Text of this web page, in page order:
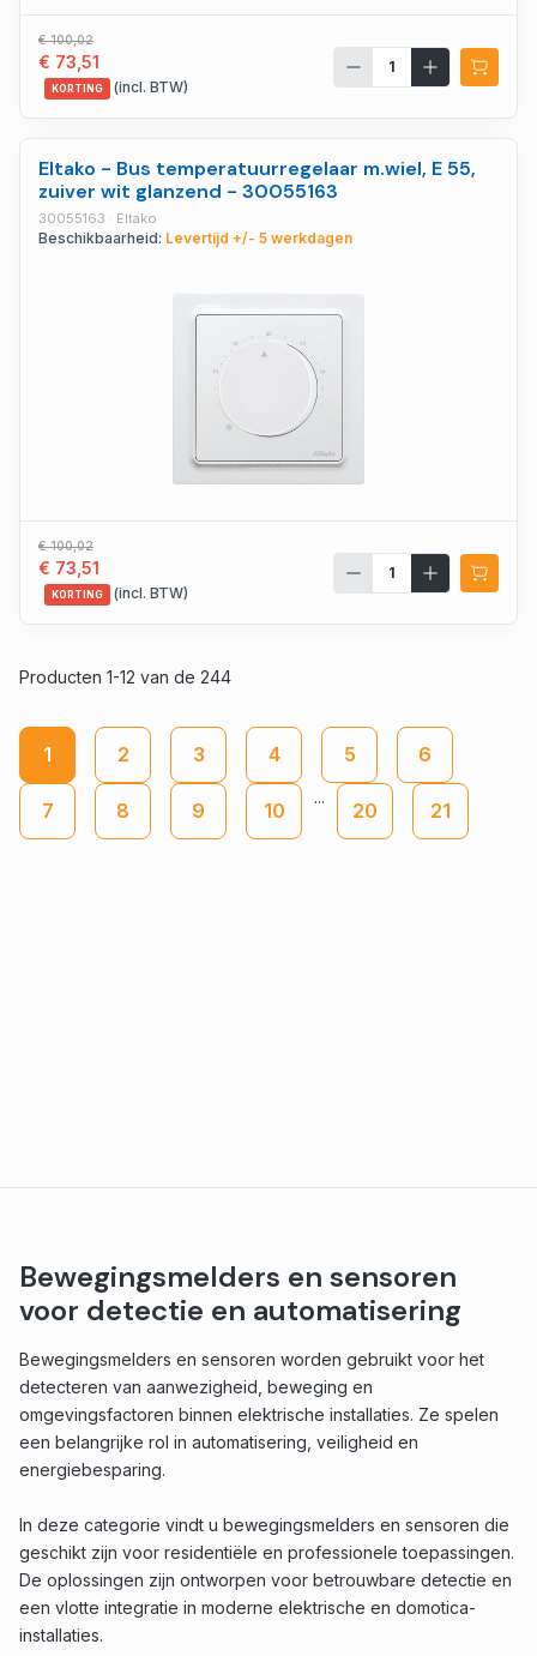
€ 100,02
€ 73,51
KORTING (incl. BTW)
Eltako - Bus temperatuurregelaar m.wiel, E 55,
zuiver wit glanzend - 30055163
30055163 · Eltako
Beschikbaarheid: Levertijd +/- 5 werkdagen
€ 100,02
€ 73,51
KORTING (incl. BTW)
Producten 1-12 van de 244
1 2 3 4 5 6
7 8 9 10
...
20 21
Bewegingsmelders en sensoren
voor detectie en automatisering
Bewegingsmelders en sensoren worden gebruikt voor het
detecteren van aanwezigheid, beweging en
omgevingsfactoren binnen elektrische installaties. Ze spelen
een belangrijke rol in automatisering, veiligheid en
energiebesparing.
In deze categorie vindt u bewegingsmelders en sensoren die
geschikt zijn voor residentiële en professionele toepassingen.
De oplossingen zijn ontworpen voor betrouwbare detectie en
een vlotte integratie in moderne elektrische en domotica-
installaties.